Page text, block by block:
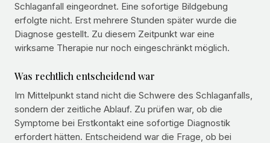
Schlaganfall eingeordnet. Eine sofortige Bildgebung
erfolgte nicht. Erst mehrere Stunden später wurde die
Diagnose gestellt. Zu diesem Zeitpunkt war eine
wirksame Therapie nur noch eingeschränkt möglich.
Was rechtlich entscheidend war
Im Mittelpunkt stand nicht die Schwere des Schlaganfalls,
sondern der zeitliche Ablauf. Zu prüfen war, ob die
Symptome bei Erstkontakt eine sofortige Diagnostik
erfordert hätten. Entscheidend war die Frage, ob bei